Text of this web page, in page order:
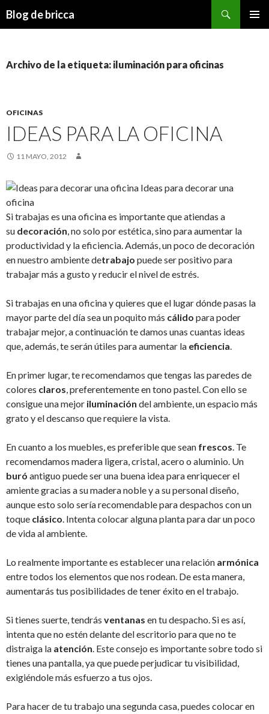
Blog de bricca
Archivo de la etiqueta: iluminación para oficinas
OFICINAS
IDEAS PARA LA OFICINA
11 MAYO, 2012
Si trabajas es una oficina es importante que atiendas a
su decoración, no solo por estética, sino para aumentar la
productividad y la eficiencia. Además, un poco de decoración
en nuestro ambiente detrabajo puede ser positivo para
trabajar más a gusto y reducir el nivel de estrés.
Si trabajas en una oficina y quieres que el lugar dónde pasas la
mayor parte del día sea un poquito más cálido para poder
trabajar mejor, a continuación te damos unas cuantas ideas
que, además, te serán útiles para aumentar la eficiencia.
En primer lugar, te recomendamos que tengas las paredes de
colores claros, preferentemente en tono pastel. Con ello se
consigue una mejor iluminación del ambiente, un espacio más
grato y el descanso que requiere la vista.
En cuanto a los muebles, es preferible que sean frescos. Te
recomendamos madera ligera, cristal, acero o aluminio. Un
buró antiguo puede ser una buena idea para enriquecer el
amiente gracias a su madera noble y a su personal diseño,
aunque esto solo sería recomendable para despachos con un
toque clásico. Intenta colocar alguna planta para dar un poco
de vida al ambiente.
Lo realmente importante es establecer una relación armónica
entre todos los elementos que nos rodean. De esta manera,
aumentarás tus posibilidades de tener éxito en el trabajo.
Si tienes suerte, tendrás ventanas en tu despacho. Si es así,
intenta que no estén delante del escritorio para que no te
distraiga la atención. Este consejo es importante sobre todo si
tienes una pantalla, ya que puede perjudicar tu visibilidad,
exigiéndole más esfuerzo a tus ojos.
Para hacer de tu trabajo una segunda casa, puedes colocar en